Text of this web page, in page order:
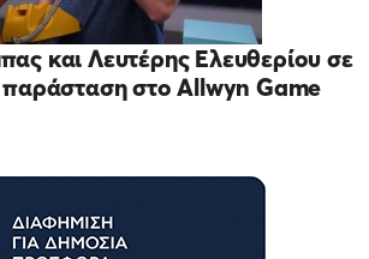
και Λευτέρης Ελευθερίου σε
παράσταση στο Allwyn Game